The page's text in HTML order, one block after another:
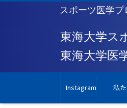
スポーツ医学プ
Instagram 私